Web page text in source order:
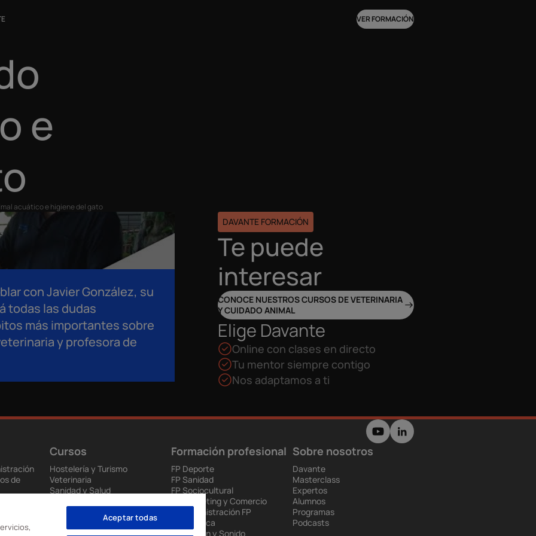
VER FORMACIÓN
e
acuático e higiene del gato
con Javier González, su
todas las dudas
más importantes sobre
y profesora de
DAVANTE FORMACIÓN
Te puede
interesar
CONOCE NUESTROS CURSOS DE VETERINARIA
Y CUIDADO ANIMAL
Elige Davante
Online con clases en directo
Tu mentor siempre contigo
Nos adaptamos a ti
de
de Salud
Cursos
Hostelería y Turismo
Veterinaria
Sanidad y Salud
Ventas y Marketing
Formación profesional
FP Deporte
FP Sanidad
FP Sociocultural
FP Marketing y Comercio
FP Administración FP
Informática
FP Imagen y Sonido
Sobre nosotros
Davante
Masterclass
Expertos
Alumnos
Programas
Podcasts
Aceptar todas